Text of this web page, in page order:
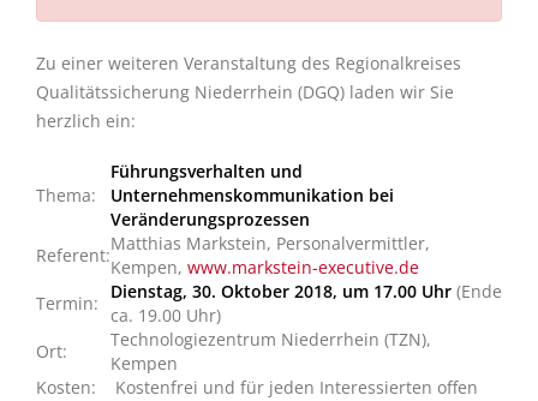
Zu einer weiteren Veranstaltung des Regionalkreises
Qualitätssicherung Niederrhein (DGQ) laden wir Sie
herzlich ein:
Thema:
Führungsverhalten und
Unternehmenskommunikation bei
Veränderungsprozessen
Referent:
Matthias Markstein, Personalvermittler,
Kempen, www.markstein-executive.de
Termin:
Dienstag, 30. Oktober 2018, um 17.00 Uhr (Ende
ca. 19.00 Uhr)
Ort:
Technologiezentrum Niederrhein (TZN),
Kempen
Kosten:
Kostenfrei und für jeden Interessierten offen